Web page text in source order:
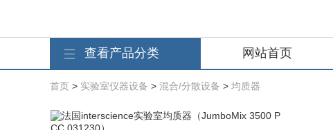
查看产品分类 网站首页
首页 > 实验室仪器设备 > 混合/分散设备 > 均质器